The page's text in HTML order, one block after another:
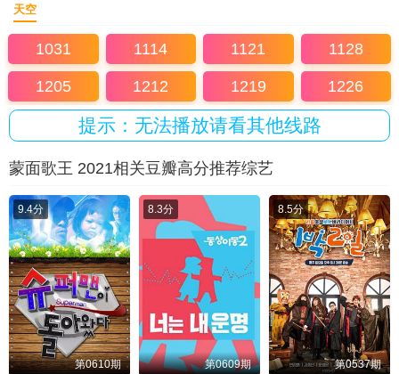
天空
1031 1114 1121 1128
1205 1212 1219 1226
提示：无法播放请看其他线路
蒙面歌王 2021相关豆瓣高分推荐综艺
9.4分
第0610期
8.3分
第0609期
8.5分
第0537期